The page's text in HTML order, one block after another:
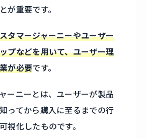
が重要です。
タマージャーニーやユーザー
プなどを用いて、ユーザー理
が必要です。
ーニーとは、ユーザーが製品
ってから購入に至るまでの行
視化したものです。